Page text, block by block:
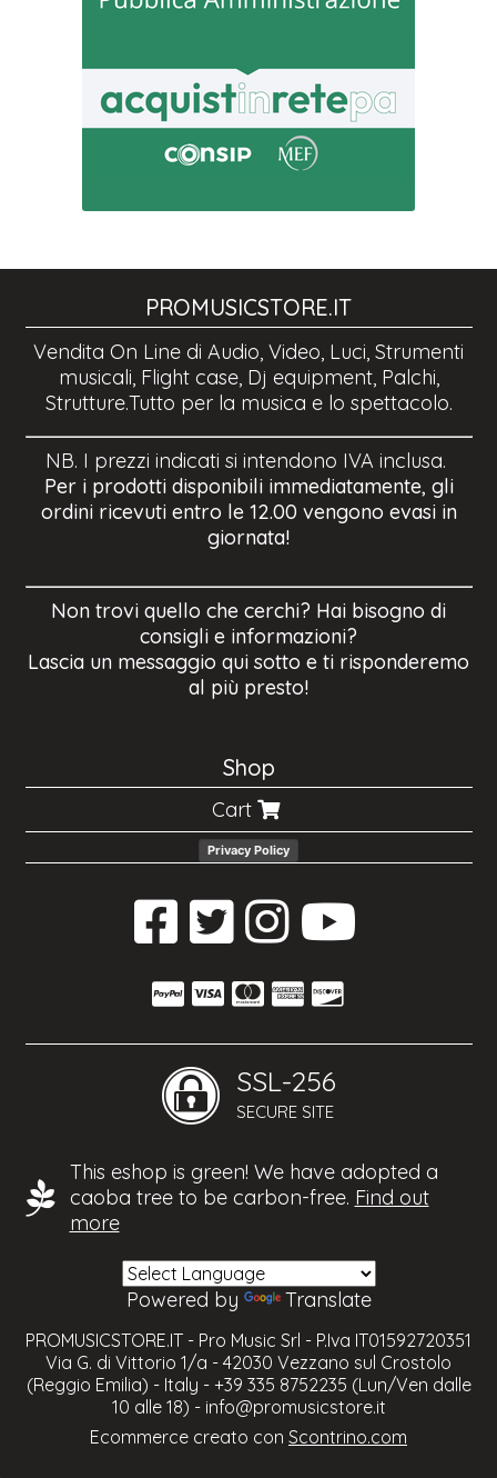
PROMUSICSTORE.IT
Vendita On Line di Audio, Video, Luci, Strumenti
musicali, Flight case, Dj equipment, Palchi,
Strutture.Tutto per la musica e lo spettacolo.
NB. I prezzi indicati si intendono IVA inclusa.
Per i prodotti disponibili immediatamente, gli
ordini ricevuti entro le 12.00 vengono evasi in
giornata!
Non trovi quello che cerchi? Hai bisogno di
consigli e informazioni?
Lascia un messaggio qui sotto e ti risponderemo
al più presto!
Shop
Cart
Privacy Policy
SSL-256
SECURE SITE
This eshop is green! We have adopted a
caoba tree to be carbon-free. Find out
more
Powered by Translate
PROMUSICSTORE.IT - Pro Music Srl - P.Iva IT01592720351
Via G. di Vittorio 1/a - 42030 Vezzano sul Crostolo
(Reggio Emilia) - Italy - +39 335 8752235 (Lun/Ven dalle
10 alle 18) - info@promusicstore.it
Ecommerce creato con Scontrino.com